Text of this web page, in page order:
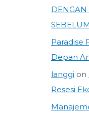
Paradise
Depan
langgi on
Resesi